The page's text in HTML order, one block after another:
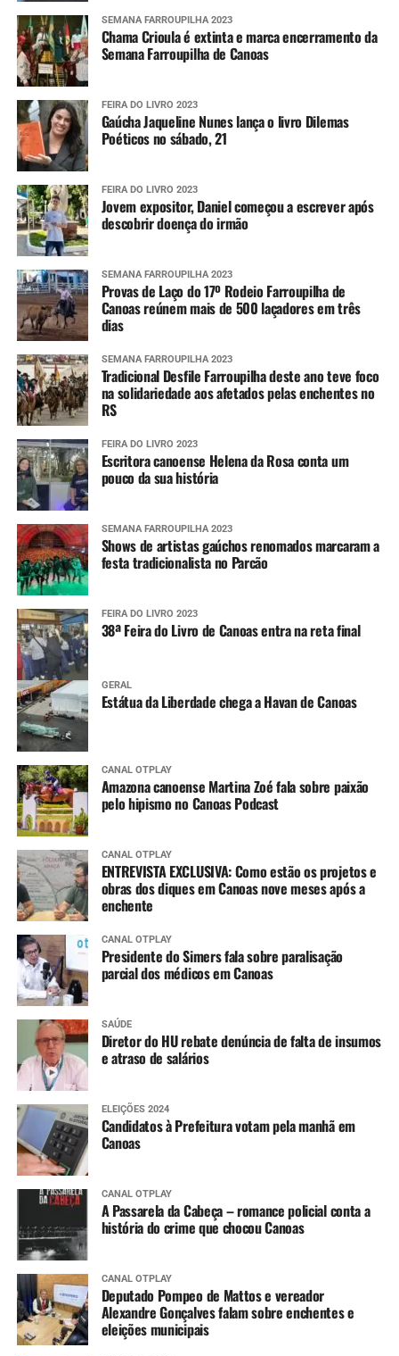
SEMANA FARROUPILHA 2023
Chama Crioula é extinta e marca encerramento da
Semana Farroupilha de Canoas
FEIRA DO LIVRO 2023
Gaúcha Jaqueline Nunes lança o livro Dilemas
Poéticos no sábado, 21
FEIRA DO LIVRO 2023
Jovem expositor, Daniel começou a escrever após
descobrir doença do irmão
SEMANA FARROUPILHA 2023
Provas de Laço do 17º Rodeio Farroupilha de
Canoas reúnem mais de 500 laçadores em três
dias
SEMANA FARROUPILHA 2023
Tradicional Desfile Farroupilha deste ano teve foco
na solidariedade aos afetados pelas enchentes no
RS
FEIRA DO LIVRO 2023
Escritora canoense Helena da Rosa conta um
pouco da sua história
SEMANA FARROUPILHA 2023
Shows de artistas gaúchos renomados marcaram a
festa tradicionalista no Parcão
FEIRA DO LIVRO 2023
38ª Feira do Livro de Canoas entra na reta final
GERAL
Estátua da Liberdade chega a Havan de Canoas
CANAL OTPLAY
Amazona canoense Martina Zoé fala sobre paixão
pelo hipismo no Canoas Podcast
CANAL OTPLAY
ENTREVISTA EXCLUSIVA: Como estão os projetos e
obras dos diques em Canoas nove meses após a
enchente
CANAL OTPLAY
Presidente do Simers fala sobre paralisação
parcial dos médicos em Canoas
SAÚDE
Diretor do HU rebate denúncia de falta de insumos
e atraso de salários
ELEIÇÕES 2024
Candidatos à Prefeitura votam pela manhã em
Canoas
CANAL OTPLAY
A Passarela da Cabeça – romance policial conta a
história do crime que chocou Canoas
CANAL OTPLAY
Deputado Pompeo de Mattos e vereador
Alexandre Gonçalves falam sobre enchentes e
eleições municipais